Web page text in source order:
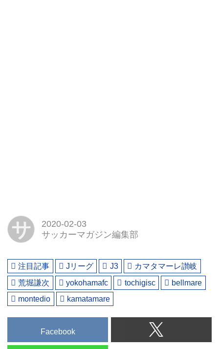
サ
2020-02-03
サッカーマガジン編集部
注目記事 Jリーグ J3
カマタマーレ讃岐
荒堀謙次
yokohamafc tochigisc
bellmare
montedio
kamatamare
Facebook